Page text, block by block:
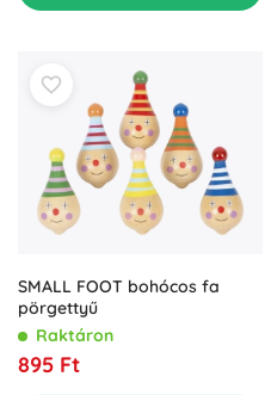
SMALL FOOT bohócos fa
pörgettyű
Raktáron
895 Ft